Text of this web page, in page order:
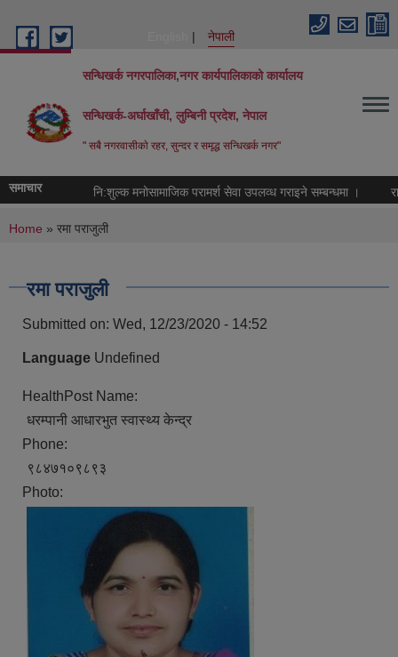
नेपाली
सन्धिखर्क नगरपालिका,नगर कार्यपालिकाको कार्यालय
सन्धिखर्क-अर्घाखाँची, लुम्बिनी प्रदेश, नेपाल
" सबै नगरवासीकाे रहर, सुन्दर र समृद्ध सन्धिखर्क नगर"
समाचार नि:शुल्क मनोसामाजिक परामर्श सेवा उपलव्ध गराइने सम्बन्धमा ।
You are here
Home » रमा पराजुली
रमा पराजुली
Submitted on: Wed, 12/23/2020 - 14:52
Language Undefined
HealthPost Name:
धरम्पानी आधारभुत स्वास्थ्य केन्द्र
Phone:
९८४७१०९८९३
Photo: